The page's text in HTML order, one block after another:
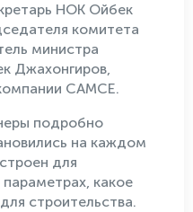
НОК Ойбек
комитета
министра
Джахонгиров,
CAMCE.
подробно
на каждом
для
какое
строительства.